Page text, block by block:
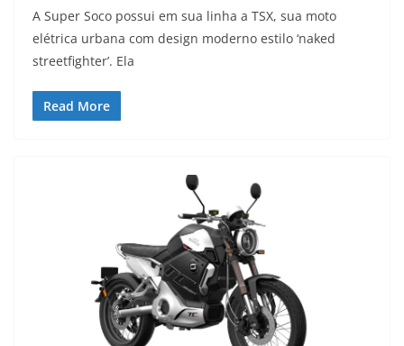
A Super Soco possui em sua linha a TSX, sua moto
elétrica urbana com design moderno estilo ‘naked
streetfighter’. Ela
Read More